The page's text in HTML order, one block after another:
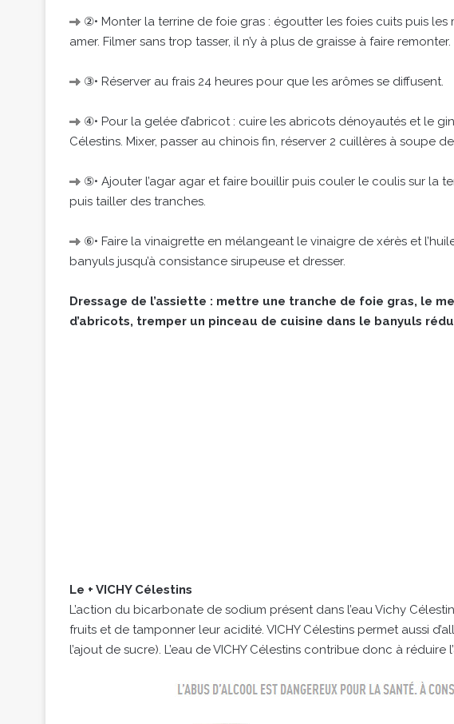
②• Monter la terrine de foie gras : égoutter les foies cuits puis
amer. Filmer sans trop tasser, il n’y à plus de graisse à faire remonter.
③• Réserver au frais 24 heures pour que les arômes se diffusent.
④• Pour la gelée d’abricot : cuire les abricots dénoyautés et le
Célestins. Mixer, passer au chinois fin, réserver 2 cuillères à soupe
⑤• Ajouter l’agar agar et faire bouillir puis couler le coulis sur la
puis tailler des tranches.
⑥• Faire la vinaigrette en mélangeant le vinaigre de xérès et
banyuls jusqu’à consistance sirupeuse et dresser.
Dressage de l’assiette : mettre une tranche de foie gras, le
d’abricots, tremper un pinceau de cuisine dans le banyuls
Le + VICHY Célestins
L’action du bicarbonate de sodium présent dans l’eau Vichy
fruits et de tamponner leur acidité. VICHY Célestins permet aussi
l’ajout de sucre). L’eau de VICHY Célestins contribue donc à